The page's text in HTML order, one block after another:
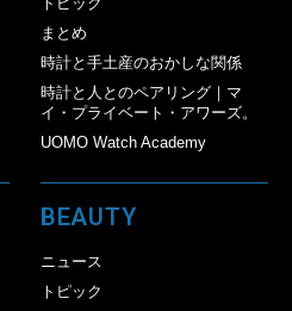
まとめ
時計と手土産のおかしな関係
時計と人とのペアリング｜マ
イ・プライベート・アワーズ。
UOMO Watch Academy
BEAUTY
ニュース
トピック